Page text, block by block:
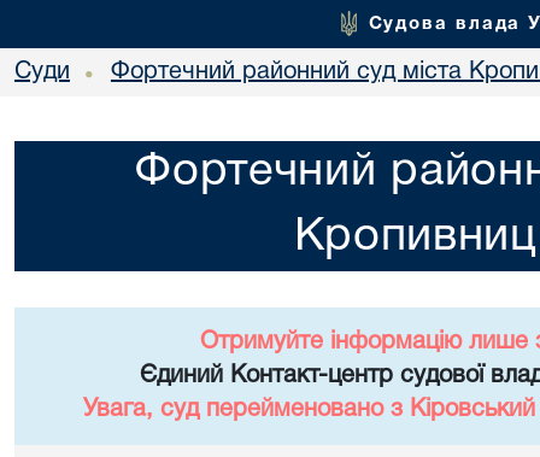
Судова влада
Суди • Фортечний районний суд міста
Фортечний
Отримуйте інформацію лише
Єдиний Контакт-центр судової
Увага, суд перейменовано з